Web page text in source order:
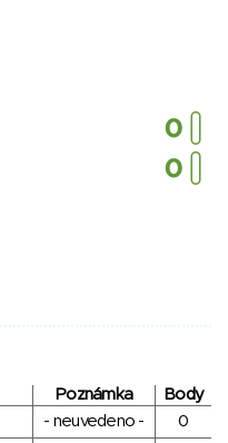
Poznámka
Body
- neuvedeno - 0